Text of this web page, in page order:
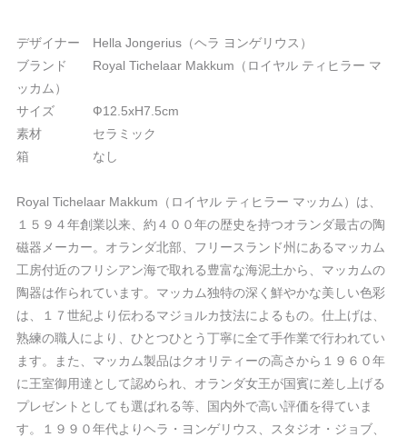
デザイナー Hella Jongerius（ヘラ ヨンゲリウス）
ブランド Royal Tichelaar Makkum（ロイヤル ティヒラー マ
ッカム）
サイズ Ф12.5xH7.5cm
素材 セラミック
箱 なし
Royal Tichelaar Makkum（ロイヤル ティヒラー マッカム）は、
１５９４年創業以来、約４００年の歴史を持つオランダ最古の陶
磁器メーカー。オランダ北部、フリースランド州にあるマッカム
工房付近のフリシアン海で取れる豊富な海泥土から、マッカムの
陶器は作られています。マッカム独特の深く鮮やかな美しい色彩
は、１７世紀より伝わるマジョルカ技法によるもの。仕上げは、
熟練の職人により、ひとつひとう丁寧に全て手作業で行われてい
ます。また、マッカム製品はクオリティーの高さから１９６０年
に王室御用達として認められ、オランダ女王が国賓に差し上げる
プレゼントとしても選ばれる等、国内外で高い評価を得ていま
す。１９９０年代よりヘラ・ヨンゲリウス、スタジオ・ジョブ、